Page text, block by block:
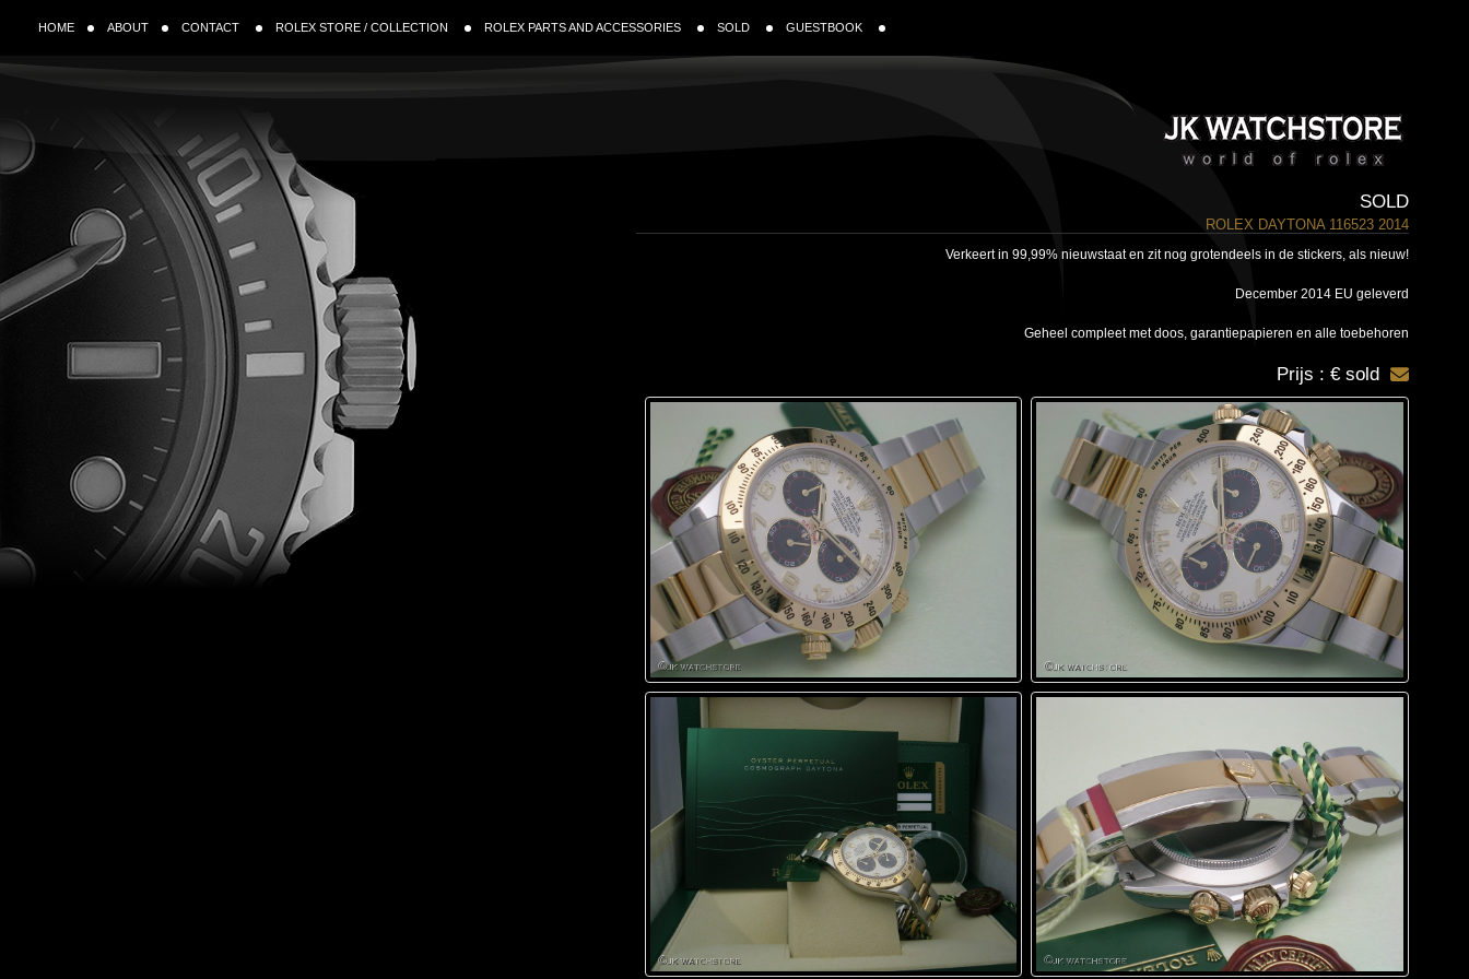
HOME ABOUT CONTACT ROLEX STORE / COLLECTION ROLEX PARTS AND ACCESSORIES SOLD GUESTBOOK
SOLD
ROLEX DAYTONA 116523 2014
Verkeert in 99,99% nieuwstaat en zit nog grotendeels in de stickers, als nieuw!
December 2014 EU geleverd
Geheel compleet met doos, garantiepapieren en alle toebehoren
Prijs : € sold